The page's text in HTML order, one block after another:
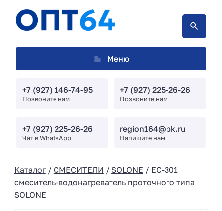
Меню
+7 (927) 146-74-95
Позвоните нам
+7 (927) 225-26-26
Позвоните нам
+7 (927) 225-26-26
Чат в WhatsApp
region164@bk.ru
Напишите нам
Каталог/ СМЕСИТЕЛИ / SOLONE / EC-301
смеситель-водонагреватель проточного типа
SOLONE